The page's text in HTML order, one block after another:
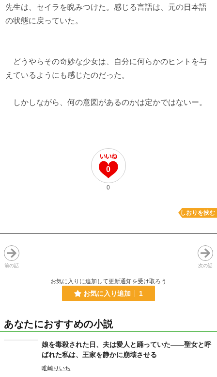
先生は、セイラを睨みつけた。感じる言語は、元の日本語
の状態に戻っていた。
どうやらその奇妙な少女は、自分に何らかのヒントを与
えているようにも感じたのだった。
しかしながら、何の意図があるのかは定かではないー。
0
0
しおりを挟む
前の話 次の話
お気に入りに追加して更新通知を受け取ろう
お気に入り追加 1
あなたにおすすめの小説
娘を毒殺された日、夫は愛人と踊っていた――聖女と呼
ばれた私は、王家を静かに崩壊させる
唯崎りいち